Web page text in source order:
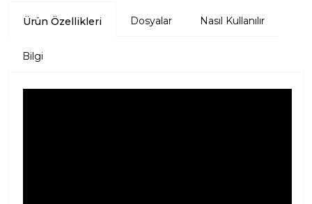
Ürün Özellikleri Dosyalar Nasıl Kullanılır
Bilgi